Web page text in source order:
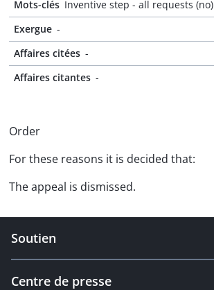
Mots-clés Inventive step - all requests (no)
Exergue -
Affaires citées -
Affaires citantes -
Order
For these reasons it is decided that:
The appeal is dismissed.
Soutien
Centre de presse